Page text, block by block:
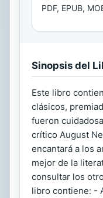
PDF, EPUB,
Sinopsis del
Este libro
clásicos,
fueron
crítico August
encantará a los
mejor de la
consultar los
libro contiene: -